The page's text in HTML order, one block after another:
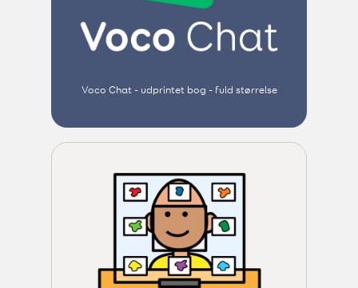
Voco Chat - udprintet bog - fuld størrelse